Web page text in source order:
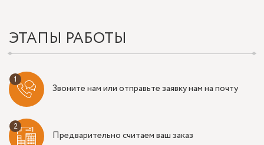
ЭТАПЫ РАБОТЫ
Звоните нам или отправьте заявку нам на почту
Предварительно считаем ваш заказ